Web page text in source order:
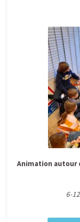
Animation autour
6-